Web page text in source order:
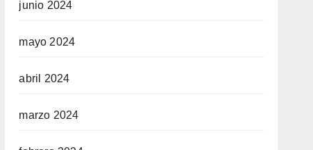
junio 2024
mayo 2024
abril 2024
marzo 2024